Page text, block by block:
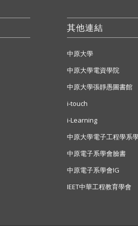
其他連結
中原大學
中原大學電資學院
中原大學張靜愚圖書館
i-touch
i-Learning
中原大學電子工程學系
中原電子系學會臉書
中原電子系學會IG
IEET中華工程教育學會